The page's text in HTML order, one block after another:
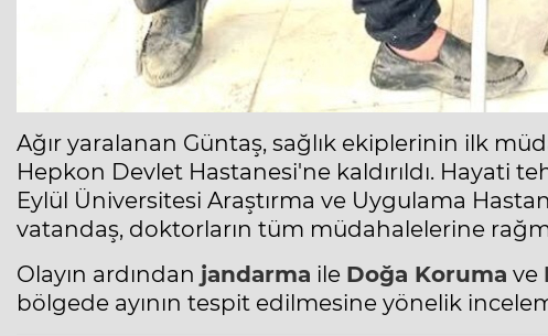
Ağır yaralanan Güntaş, sağlık ekiplerinin ilk
Hepkon Devlet Hastanesi'ne kaldırıldı. Hayati
Eylül Üniversitesi Araştırma ve Uygulama
vatandaş, doktorların tüm müdahalelerine
Olayın ardından jandarma ile Doğa Koruma ve
bölgede ayının tespit edilmesine yönelik